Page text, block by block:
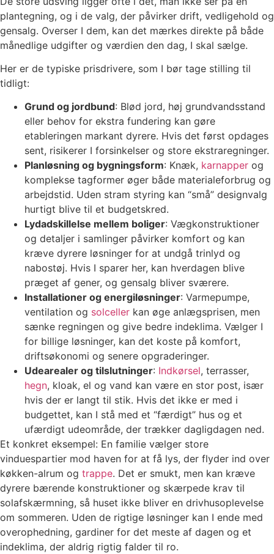
plantegning, og i de valg, der påvirker drift, vedligehold og
gensalg. Overser I dem, kan det mærkes direkte på både
månedlige udgifter og værdien den dag, I skal sælge.
Her er de typiske prisdrivere, som I bør tage stilling til
tidligt:
Grund og jordbund: Blød jord, høj grundvandsstand
eller behov for ekstra fundering kan gøre
etableringen markant dyrere. Hvis det først opdages
sent, risikerer I forsinkelser og store ekstraregninger.
Planløsning og bygningsform: Knæk, karnapper og
komplekse tagformer øger både materialeforbrug og
arbejdstid. Uden stram styring kan “små” designvalg
hurtigt blive til et budgetskred.
Lydadskillelse mellem boliger: Vægkonstruktioner
og detaljer i samlinger påvirker komfort og kan
kræve dyrere løsninger for at undgå trinlyd og
nabostøj. Hvis I sparer her, kan hverdagen blive
præget af gener, og gensalg bliver sværere.
Installationer og energiløsninger: Varmepumpe,
ventilation og solceller kan øge anlægsprisen, men
sænke regningen og give bedre indeklima. Vælger I
for billige løsninger, kan det koste på komfort,
driftsøkonomi og senere opgraderinger.
Udearealer og tilslutninger: Indkørsel, terrasser,
hegn, kloak, el og vand kan være en stor post, især
hvis der er langt til stik. Hvis det ikke er med i
budgettet, kan I stå med et “færdigt” hus og et
ufærdigt udeområde, der trækker dagligdagen ned.
Et konkret eksempel: En familie vælger store
vinduespartier mod haven for at få lys, der flyder ind over
køkken-alrum og trappe. Det er smukt, men kan kræve
dyrere bærende konstruktioner og skærpede krav til
solafskærmning, så huset ikke bliver en drivhusoplevelse
om sommeren. Uden de rigtige løsninger kan I ende med
overophedning, gardiner for det meste af dagen og et
indeklima, der aldrig rigtig falder til ro.